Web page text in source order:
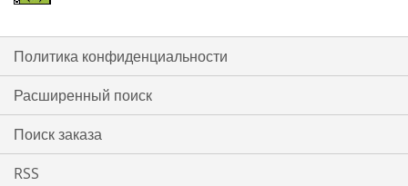
Политика конфиденциальности
Расширенный поиск
Поиск заказа
RSS